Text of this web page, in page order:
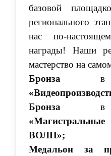
базовой
регионального
нас по-
награды! Наши
мастерство на
Бронза в
Бронза в
ВОЛП»;
Медальон за